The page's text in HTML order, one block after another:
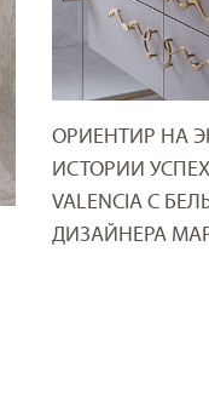
ОРИЕНТИР НА
ИСТОРИИ
VALENCIA С
ДИЗАЙНЕРА